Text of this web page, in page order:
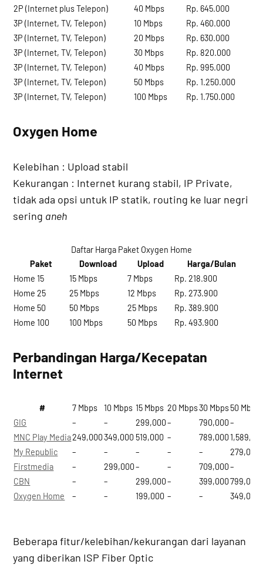
2P (Internet plus Telepon)
40 Mbps
Rp. 645.000
3P (Internet, TV, Telepon)
10 Mbps
Rp. 460.000
3P (Internet, TV, Telepon)
20 Mbps
Rp. 630.000
3P (Internet, TV, Telepon)
30 Mbps
Rp. 820.000
3P (Internet, TV, Telepon)
40 Mbps
Rp. 995.000
3P (Internet, TV, Telepon)
50 Mbps
Rp. 1.250.000
3P (Internet, TV, Telepon)
100 Mbps Rp. 1.750.000
Oxygen Home
Kelebihan : Upload stabil
Kekurangan : Internet kurang stabil, IP Private,
tidak ada opsi untuk IP statik, routing ke luar negri
sering aneh
Daftar Harga Paket Oxygen Home
Paket
Download Upload
Harga/Bulan
Home 15
15 Mbps 7 Mbps
Rp. 218.900
Home 25
25 Mbps 12 Mbps
Rp. 273.900
Home 50
50 Mbps 25 Mbps
Rp. 389.900
Home 100
100 Mbps 50 Mbps Rp. 493.900
Perbandingan Harga/Kecepatan
Internet
# 7 Mbps 10 Mbps 15 Mbps 20 Mbps30 Mbps50 Mbps
GIG
– – 299,000– 790,000–
MNC Play Media249,000349,000 519,000 – 789,000
My Republic
– – – – –
279,000
Firstmedia
– 299,000– – 709,000–
CBN
– – 299,000– 399,000799,000
Oxygen Home
– – 199,000 – – 349,000
Beberapa fitur/kelebihan/kekurangan dari layanan
yang diberikan ISP Fiber Optic